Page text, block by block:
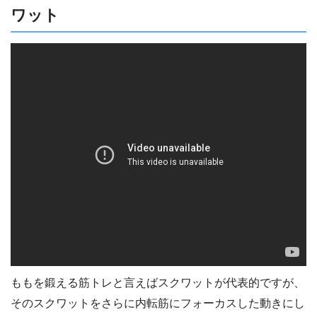
ワット
ももを鍛える筋トレと言えばスクワットが代表的ですが、
そのスクワットをさらに内転筋にフォーカスした動きにし